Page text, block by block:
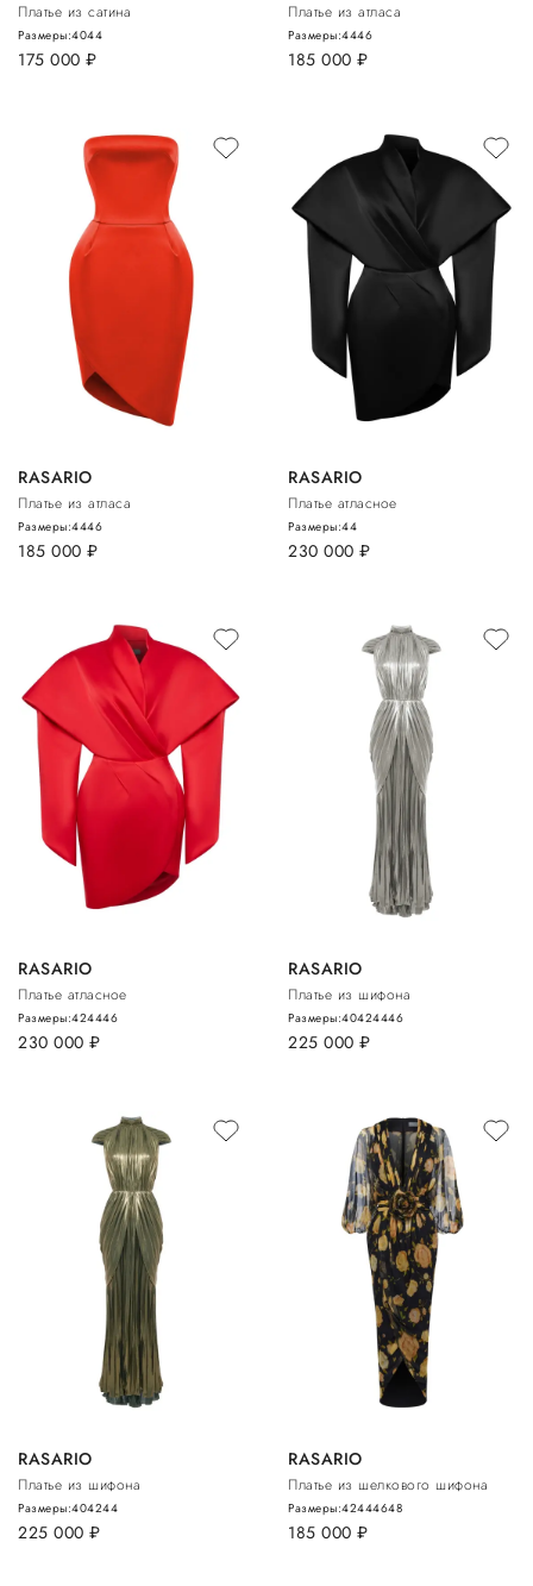
Платье из сатина
175 000 руб.
Размеры:4044
Платье из атласа
185 000 руб.
Размеры:4446
RASARIO
Платье из атласа
185 000 руб.
Размеры:4446
RASARIO
Платье атласное
230 000 руб.
Размеры:44
RASARIO
Платье атласное
230 000 руб.
Размеры:424446
RASARIO
Платье из шифона
225 000 руб.
Размеры:40424446
RASARIO
Платье из шифона
225 000 руб.
Размеры:404244
RASARIO
Платье из шелкового шифона
185 000 руб.
Размеры:42444648